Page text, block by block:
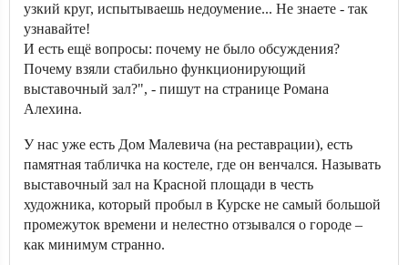
узкий круг, испытываешь недоумение... Не знаете - так
узнавайте!
И есть ещё вопросы: почему не было обсуждения?
Почему взяли стабильно функционирующий
выставочный зал?", - пишут на странице Романа
Алехина.
У нас уже есть Дом Малевича (на реставрации), есть
памятная табличка на костеле, где он венчался. Называть
выставочный зал на Красной площади в честь
художника, который пробыл в Курске не самый большой
промежуток времени и нелестно отзывался о городе –
как минимум странно.